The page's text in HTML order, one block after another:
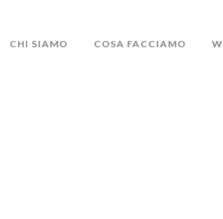
CHI SIAMO COSA FACCIAMO